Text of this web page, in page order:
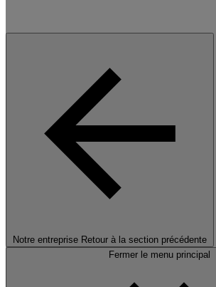
Notre entreprise Retour à la section précédente
Fermer le menu principal